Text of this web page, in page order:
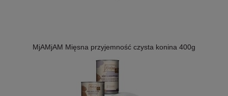
MjAMjAM Mięsna przyjemność czysta konina 400g